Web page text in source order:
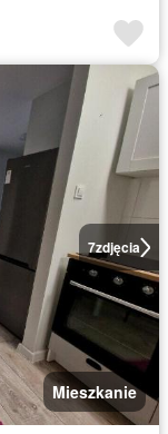
7zdjęcia
Mieszkanie